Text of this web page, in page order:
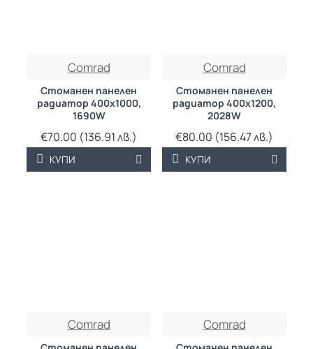
ТРАЙНО НИСКА
Comrad
Стоманен панелен
радиатор 400х1000,
1690W
€70.00 (136.91 лв.)
КУПИ
ТРАЙНО НИСКА
Comrad
Стоманен панелен
радиатор 400х1200,
2028W
€80.00 (156.47 лв.)
КУПИ
ТРАЙНО НИСКА
Comrad ТРАЙНО НИСКА
Comrad